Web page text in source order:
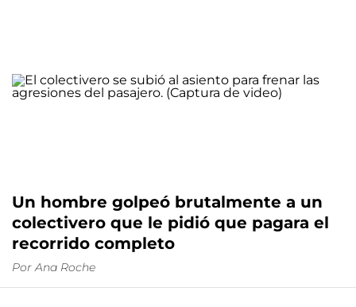
Un hombre golpeó brutalmente a un
colectivero que le pidió que pagara el
recorrido completo
Por Ana Roche